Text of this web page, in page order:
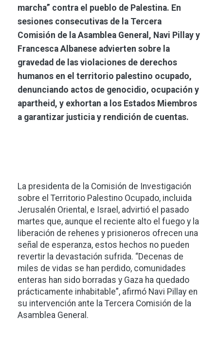
marcha” contra el pueblo de Palestina. En
sesiones consecutivas de la Tercera
Comisión de la Asamblea General, Navi Pillay y
Francesca Albanese advierten sobre la
gravedad de las violaciones de derechos
humanos en el territorio palestino ocupado,
denunciando actos de genocidio, ocupación y
apartheid, y exhortan a los Estados Miembros
a garantizar justicia y rendición de cuentas.
La presidenta de la Comisión de Investigación
sobre el Territorio Palestino Ocupado, incluida
Jerusalén Oriental, e Israel, advirtió el pasado
martes que, aunque el reciente alto el fuego y la
liberación de rehenes y prisioneros ofrecen una
señal de esperanza, estos hechos no pueden
revertir la devastación sufrida. “Decenas de
miles de vidas se han perdido, comunidades
enteras han sido borradas y Gaza ha quedado
prácticamente inhabitable”, afirmó Navi Pillay en
su intervención ante la Tercera Comisión de la
Asamblea General.